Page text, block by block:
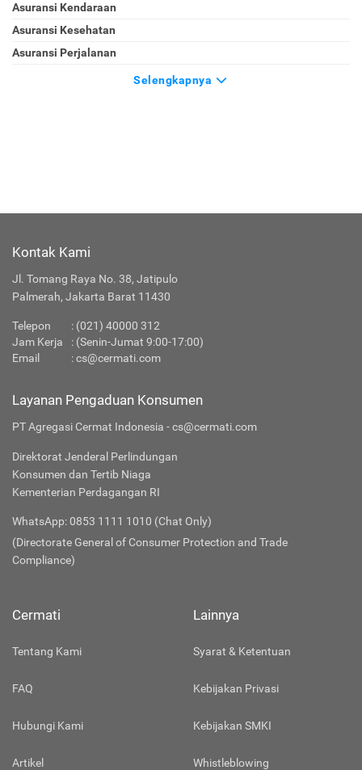
Asuransi Kendaraan
Asuransi Kesehatan
Asuransi Perjalanan
Selengkapnya
Kontak Kami
Jl. Tomang Raya No. 38, Jatipulo
Palmerah, Jakarta Barat 11430
Telepon : (021) 40000 312
Jam Kerja
: (Senin-Jumat 9:00-17:00)
Email
:cs@cermati.com
Layanan Pengaduan Konsumen
PT Agregasi Cermat Indonesia - cs@cermati.com
Direktorat Jenderal Perlindungan
Konsumen dan Tertib Niaga
Kementerian Perdagangan RI
WhatsApp: 0853 1111 1010 (Chat Only)
(Directorate General of Consumer Protection and Trade
Compliance)
Cermati
Tentang Kami
FAQ
Hubungi Kami
Artikel
Lainnya
Syarat & Ketentuan
Kebijakan Privasi
Kebijakan SMKI
Whistleblowing